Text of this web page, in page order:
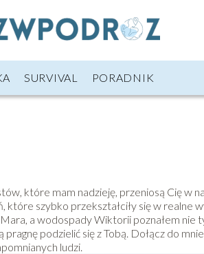
SURVIVAL PORADNIK
które mam nadzieję, przeniosą Cię w
szybko przekształciły się w realne
a wodospady Wiktorii poznałem nie
podzielić się z Tobą. Dołącz do
ludzi.